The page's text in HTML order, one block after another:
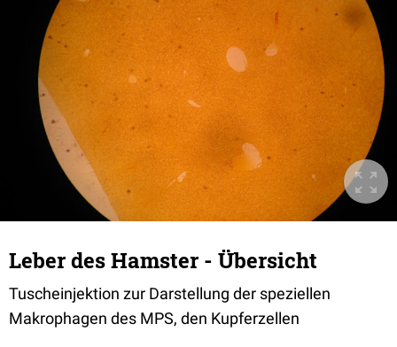
Leber des Hamster - Übersicht
Tuscheinjektion zur Darstellung der speziellen
Makrophagen des MPS, den Kupferzellen